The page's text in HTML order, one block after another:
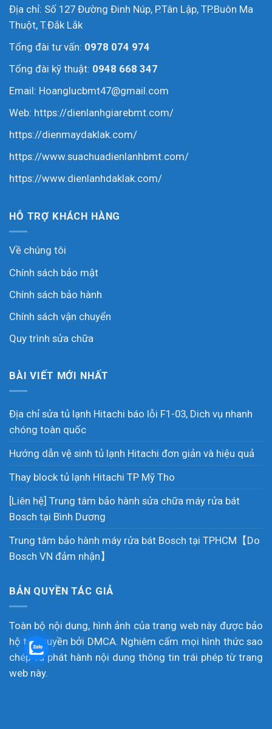
Địa chỉ: Số 127 Đường Đinh Núp, P.Tân Lập, TP.Buôn Ma
Thuột, T.Đắk Lắk
Tổng đài tư vấn: 0978 074 974
Tổng đài kỹ thuật: 0948 668 347
Email: Hoanglucbmt47@gmail.com
Web: https://dienlanhgiarebmt.com/
https://dienmaydaklak.com/
https://www.suachuadienlanhbmt.com/
https://www.dienlanhdaklak.com/
HỖ TRỢ KHÁCH HÀNG
Về chúng tôi
Chính sách bảo mật
Chính sách bảo hành
Chính sách vận chuyển
Quy trình sửa chữa
BÀI VIẾT MỚI NHẤT
Địa chỉ sửa tủ lạnh Hitachi báo lỗi F1-03, Dich vụ nhanh
chóng toàn quốc
Hướng dẫn vệ sinh tủ lạnh Hitachi đơn giản và hiệu quả
Thay block tủ lạnh Hitachi TP Mỹ Tho
[Liên hệ] Trung tâm bảo hành sửa chữa máy rửa bát
Bosch tại Bình Dương
Trung tâm bảo hành máy rửa bát Bosch tại TPHCM【Do
Bosch VN đảm nhận】
BẢN QUYỀN TÁC GIẢ
Toàn bộ nội dung, hình ảnh của trang web này được bảo
hộ tác quyền bởi DMCA. Nghiêm cấm mọi hình thức sao
chép và phát hành nội dung thông tin trái phép từ trang
web này.